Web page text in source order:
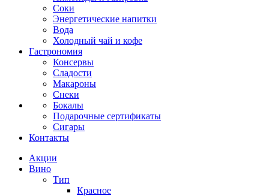
Соки
Энергетические напитки
Вода
Холодный чай и кофе
Гастрономия
Консервы
Сладости
Макароны
Снеки
Бокалы
Подарочные сертификаты
Сигары
Контакты
Акции
Вино
Тип
Красное